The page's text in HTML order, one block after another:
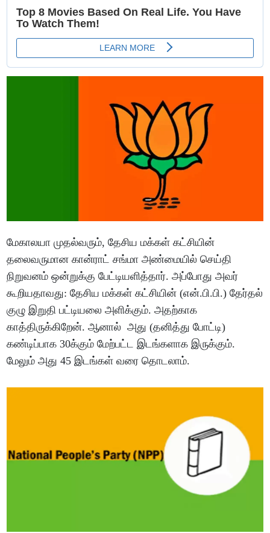
மேகாலயா முதல்வரும், தேசிய மக்கள் கட்சியின்
தலைவருமான கான்ராட் சங்மா அண்மையில் செய்தி
நிறுவனம் ஒன்றுக்கு பேட்டியளித்தார். அப்போது அவர்
கூறியதாவது: தேசிய மக்கள் கட்சியின் (என்.பி.பி.) தேர்தல்
குழு இறுதி பட்டியலை அளிக்கும். அதற்காக
காத்திருக்கிறேன். ஆனால் அது (தனித்து போட்டி)
கண்டிப்பாக 30க்கும் மேற்பட்ட இடங்களாக இருக்கும்.
மேலும் அது 45 இடங்கள் வரை தொடலாம்.